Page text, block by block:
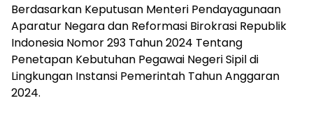
Berdasarkan Keputusan Menteri Pendayagunaan
Aparatur Negara dan Reformasi Birokrasi Republik
Indonesia Nomor 293 Tahun 2024 Tentang
Penetapan Kebutuhan Pegawai Negeri Sipil di
Lingkungan Instansi Pemerintah Tahun Anggaran
2024.